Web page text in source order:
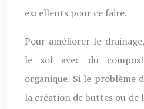
excellents pour ce faire.
Pour améliorer le
le sol avec du
organique. Si le problème
la création de buttes ou de